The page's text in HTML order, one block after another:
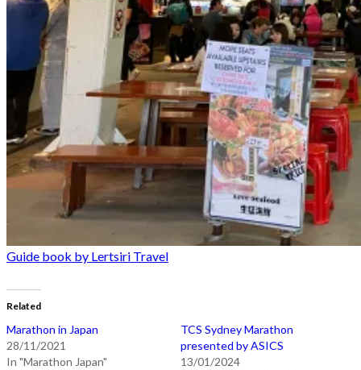
Guide book by Lertsiri Travel
Related
Marathon in Japan
28/11/2021
In "Marathon Japan"
TCS Sydney Marathon
presented by ASICS
13/01/2024